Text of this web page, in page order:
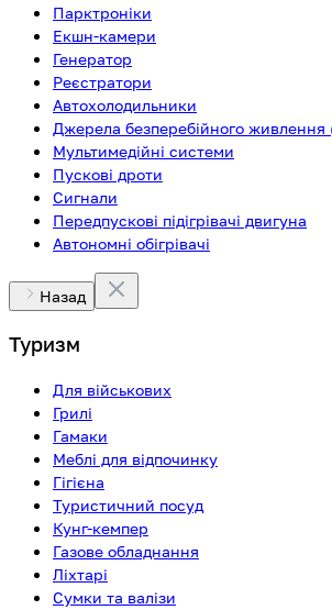
Парктроніки
Екшн-камери
Генератор
Реєстратори
Автохолодильники
Джерела безперебійного
Мультимедійні системи
Пускові дроти
Сигнали
Передпускові підігрівачі двигуна
Автономні обігрівачі
Назад
Туризм
Для військових
Грилі
Гамаки
Меблі для відпочинку
Гігієна
Туристичний посуд
Кунг-кемпер
Газове обладнання
Ліхтарі
Сумки та валізи